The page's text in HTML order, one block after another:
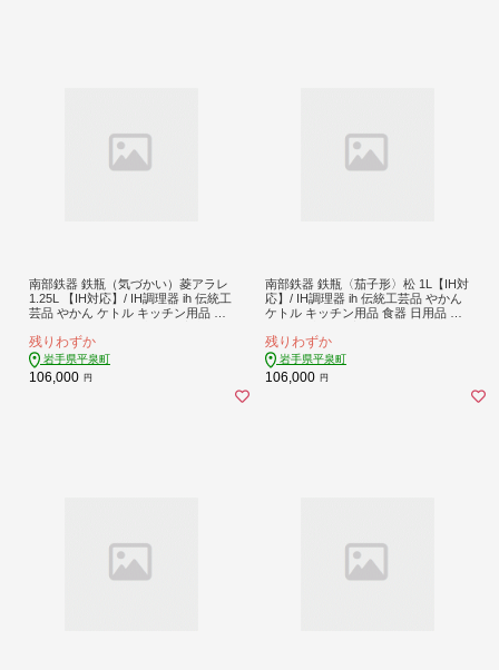
南部鉄器 鉄瓶（気づかい）菱アラレ
1.25L 【IH対応】/ IH調理器 ih 伝統工
芸品 やかん ケトル キッチン用品 食
残りわずか
岩手県平泉町
106,000 円
南部鉄器 鉄瓶〈茄子形〉松 1L【IH対
応】/ IH調理器 ih 伝統工芸品 やかん
ケトル キッチン用品 食器 日用品 雑
残りわずか
岩手県平泉町
106,000 円